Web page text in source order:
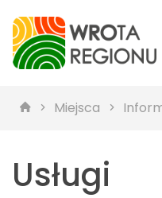
Miejsca
Usługi